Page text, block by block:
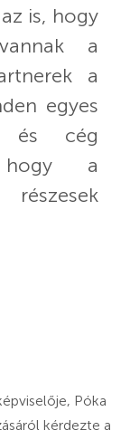
is, hogy
a
a
egyes
és cég
hogy a
Póka
kérdezte a